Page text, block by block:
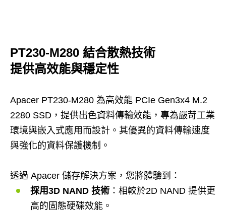
PT230-M280 結合散熱技術
提供高效能與穩定性
Apacer PT230-M280 為高效能 PCIe Gen3x4 M.2
2280 SSD， 提供出色資料傳輸效能， 專為嚴苛工業
環境與嵌入式應用而設計。其優異的資料傳輸速度
與強化的資料保護機制。
透過 Apacer 儲存解決方案，您將體驗到：
採用3D NAND 技術 ：相較於2D NAND 提供更
高的固態硬碟效能。